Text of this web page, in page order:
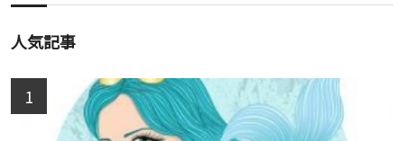
人気記事
1